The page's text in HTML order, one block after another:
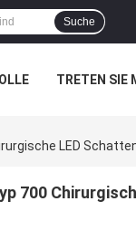
Suche
TRETEN SIE
LED
700